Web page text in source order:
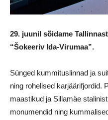
29. juunil sõidame
“Šokeeriv Ida-Virumaa”.
Sünged kummituslinnad ja
ning rohelised karjäärifjordid.
maastikud ja Sillamäe
monumendid ning